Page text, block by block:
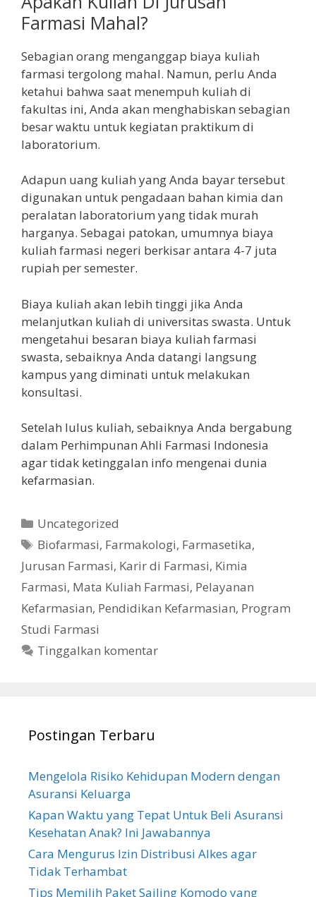
Farmasi Mahal?
Sebagian orang menganggap biaya kuliah
farmasi tergolong mahal. Namun, perlu Anda
ketahui bahwa saat menempuh kuliah di
fakultas ini, Anda akan menghabiskan sebagian
besar waktu untuk kegiatan praktikum di
laboratorium.
Adapun uang kuliah yang Anda bayar tersebut
digunakan untuk pengadaan bahan kimia dan
peralatan laboratorium yang tidak murah
harganya. Sebagai patokan, umumnya biaya
kuliah farmasi negeri berkisar antara 4-7 juta
rupiah per semester.
Biaya kuliah akan lebih tinggi jika Anda
melanjutkan kuliah di universitas swasta. Untuk
mengetahui besaran biaya kuliah farmasi
swasta, sebaiknya Anda datangi langsung
kampus yang diminati untuk melakukan
konsultasi.
Setelah lulus kuliah, sebaiknya Anda bergabung
dalam Perhimpunan Ahli Farmasi Indonesia
agar tidak ketinggalan info mengenai dunia
kefarmasian.
Kategori
Uncategorized
Tag
Biofarmasi, Farmakologi, Farmasetika,
Jurusan Farmasi, Karir di Farmasi, Kimia
Farmasi, Mata Kuliah Farmasi, Pelayanan
Kefarmasian, Pendidikan Kefarmasian, Program
Studi Farmasi
Tinggalkan komentar
Postingan Terbaru
Mengelola Risiko Kehidupan Modern dengan
Asuransi Keluarga
Kapan Waktu yang Tepat Untuk Beli Asuransi
Kesehatan Anak? Ini Jawabannya
Cara Mengurus Izin Distribusi Alkes agar
Tidak Terhambat
Tips Memilih Paket Sailing Komodo yang